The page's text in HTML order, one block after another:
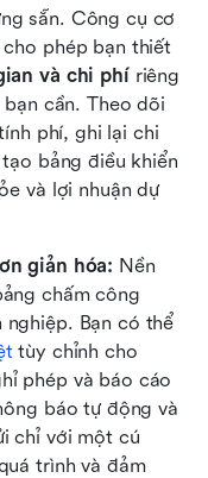
sẵn. Công cụ cơ
phép bạn thiết
và chi phí riêng
cần. Theo dõi
phí, ghi lại chi
bảng điều khiển
và lợi nhuận dự
giản hóa: Nền
chấm công
nghiệp. Bạn có thể
tùy chỉnh cho
phép và báo cáo
báo tự động và
chỉ với một cú
trình và đảm